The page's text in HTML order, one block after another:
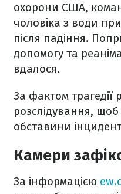
охорони США,
чоловіка з води
після падіння.
допомогу та
вдалося.
За фактом трагедії
розслідування,
обставини
Камери
За інформацією